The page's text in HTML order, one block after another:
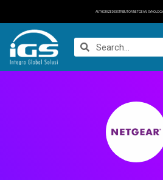
AUTHORIZED DISTRIBUTOR NETGEAR,